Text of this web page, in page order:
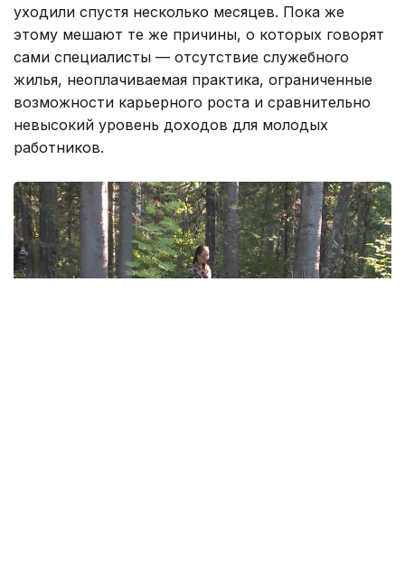
уходили спустя несколько месяцев. Пока же
этому мешают те же причины, о которых говорят
сами специалисты — отсутствие служебного
жилья, неоплачиваемая практика, ограниченные
возможности карьерного роста и сравнительно
невысокий уровень доходов для молодых
работников.